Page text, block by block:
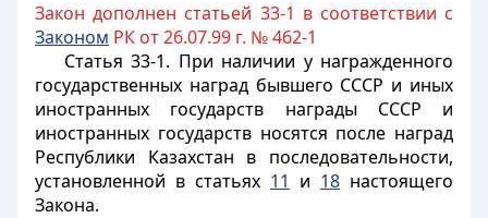
Закон дополнен статьей 33-1 в соответствии с
Законом РК от 26.07.99 г. № 462-1
Статья 33-1. При наличии у награжденного
государственных наград бывшего СССР и иных
иностранных государств награды СССР и
иностранных государств носятся после наград
Республики Казахстан в последовательности,
установленной в статьях 11 и 18 настоящего
Закона.